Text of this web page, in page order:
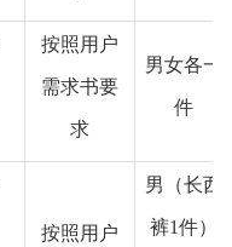
按照用户
需求书要
求
男女各一
件
按照用户
男（长西
裤1件）